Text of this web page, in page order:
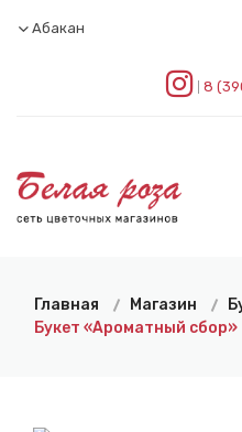
Абакан
8
Главная Магазин
Букет «Ароматный сбор»